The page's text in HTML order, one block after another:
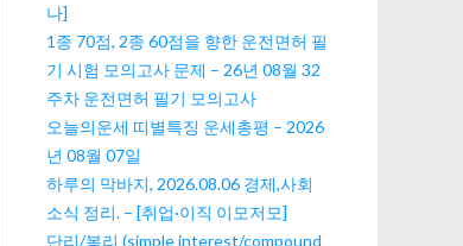
나]
1종 70점, 2종 60점을 향한 운전면허 필
기 시험 모의고사 문제 – 26년 08월 32
주차 운전면허 필기 모의고사
오늘의운세 띠별특징 운세총평 – 2026
년 08월 07일
하루의 막바지, 2026.08.06 경제,사회
소식 정리. – [취업·이직 이모저모]
단리/복리 (simple interest/compound